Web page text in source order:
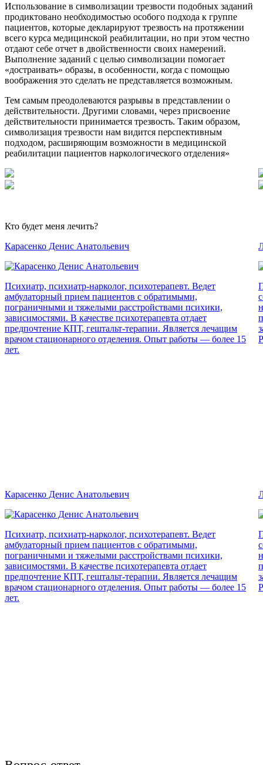
Использование в символизации трезвости подобных заданий
продиктовано необходимостью особого подхода к группе
пациентов, которые декларируют трезвость на протяжении
всего курса медицинской реабилитации, но при этом честно
отдают себе отчет в двойственности своих намерений.
Выполнение заданий с целью символизации помогает
«достраивать» образы, в особенности, когда с помощью
воображения это сделать не представляется возможным.
Тем самым преодолеваются разрывы в представлении о
действительности. Другими словами, через присвоение
действительности принимается трезвость. Таким образом,
символизация трезвости нам видится перспективным
подходом, расширяющим возможности в медицинской
реабилитации пациентов наркологического отделения»
Кто будет меня лечить?
Карасенко Денис Анатольевич
Психиатр, психиатр-нарколог, психотерапевт. Ведет
амбулаторный прием пациентов с обратимыми,
пограничными и тяжелыми расстройствами психики,
зависимостями. В качестве психотерапевта отдает
предпочтение КПТ, гештальт-терапии. Является лечащим
врачом стационарного отделения. Опыт работы — более 15
лет.
Карасенко Денис Анатольевич
Психиатр, психиатр-нарколог, психотерапевт. Ведет
амбулаторный прием пациентов с обратимыми,
пограничными и тяжелыми расстройствами психики,
зависимостями. В качестве психотерапевта отдает
предпочтение КПТ, гештальт-терапии. Является лечащим
врачом стационарного отделения. Опыт работы — более 15
лет.